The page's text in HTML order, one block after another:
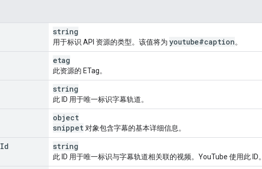
string
用于标识 API 资源的类型。该值将为 youtube#caption。
etag
此资源的 ETag。
string
此 ID 用于唯一标识字幕轨道。
object
snippet 对象包含字幕的基本详细信息。
Id string
此 ID 用于唯一标识与字幕轨道相关联的视频。YouTube 使用此 ID。